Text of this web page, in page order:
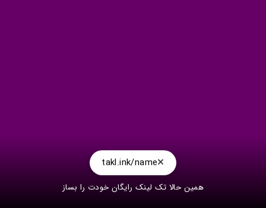
takl.ink/name
همین حالا تک لینک رایگان خودت را بساز